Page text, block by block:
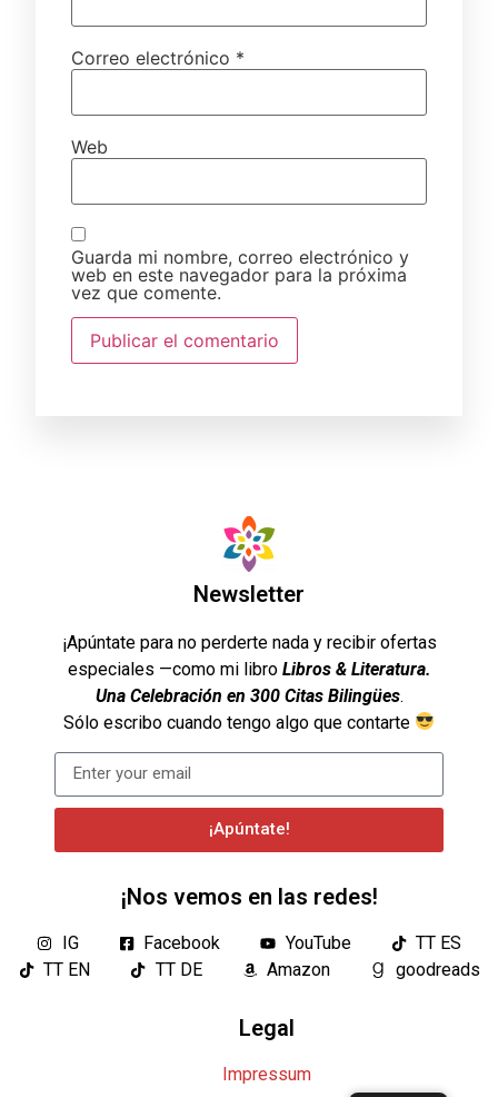
Correo electrónico *
Web
Guarda mi nombre, correo electrónico y
web en este navegador para la próxima
vez que comente.
Newsletter
¡Apúntate para no perderte nada y recibir ofertas
especiales —como mi libro Libros & Literatura.
Una Celebración en 300 Citas Bilingües.
Sólo escribo cuando tengo algo que contarte
¡Apúntate!
¡Nos vemos en las redes!
IG Facebook YouTube
TT ES
TT EN
TT DE Amazon goodreads
Legal
Impressum